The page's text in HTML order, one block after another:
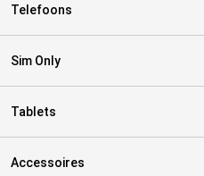
Telefoons
Sim Only
Tablets
Accessoires